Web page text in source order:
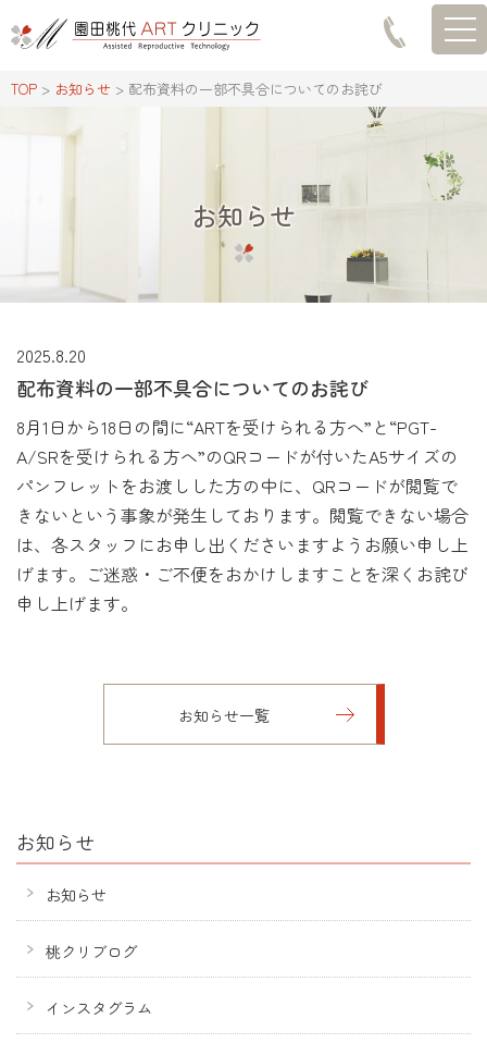
TOP > お知らせ > 配布資料の一部不具合についてのお詫び
お知らせ
2025.8.20
配布資料の一部不具合についてのお詫び
8月1日から18日の間に“ARTを受けられる方へ”と“PGT-
A/SRを受けられる方へ”のQRコードが付いたA5サイズの
パンフレットをお渡しした方の中に、QRコードが閲覧で
きないという事象が発生しております。閲覧できない場合
は、各スタッフにお申し出くださいますようお願い申し上
げます。ご迷惑・ご不便をおかけしますことを深くお詫び
申し上げます。
お知らせ一覧
お知らせ
お知らせ
桃クリブログ
インスタグラム